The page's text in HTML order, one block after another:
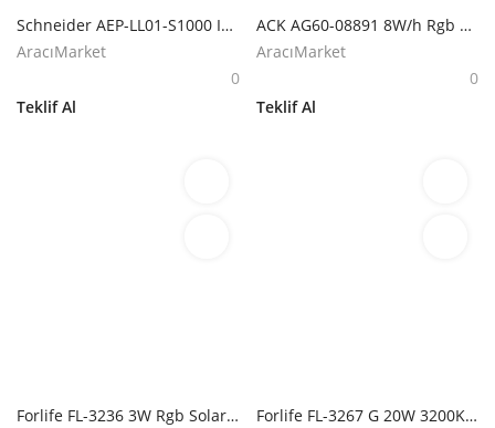
Schneider AEP-LL01-S1000 IP54 Mobiya Lite Lamba
AracıMarket
0
Teklif Al
ACK AG60-08891 8W/h Rgb Solar Led Bahçe Armatürü
AracıMarket
0
Teklif Al
Forlife FL-3236 3W Rgb Solar Peri Ledli Dekoratif Kavanoz
Forlife FL-3267 G 20W 3200K Günışığı Solar Çim Armatürü